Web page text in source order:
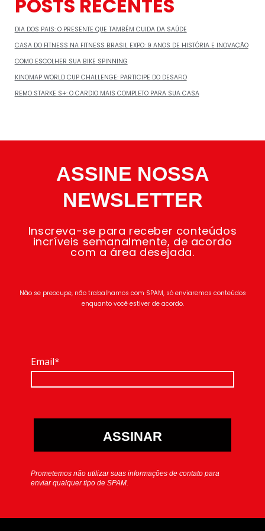
POSTS RECENTES
DIA DOS PAIS: O PRESENTE QUE TAMBÉM CUIDA DA SAÚDE
CASA DO FITNESS NA FITNESS BRASIL EXPO: 9 ANOS DE HISTÓRIA E INOVAÇÃO
COMO ESCOLHER SUA BIKE SPINNING
KINOMAP WORLD CUP CHALLENGE: PARTICIPE DO DESAFIO
REMO STARKE S+: O CARDIO MAIS COMPLETO PARA SUA CASA
ASSINE NOSSA
NEWSLETTER
Inscreva-se para receber conteúdos
incríveis semanalmente, de acordo
com a área desejada.
Não se preocupe, não trabalhamos com SPAM, só enviaremos conteúdos
enquanto você estiver de acordo.
Email*
ASSINAR
Prometemos não utilizar suas informações de contato para
enviar qualquer tipo de SPAM.